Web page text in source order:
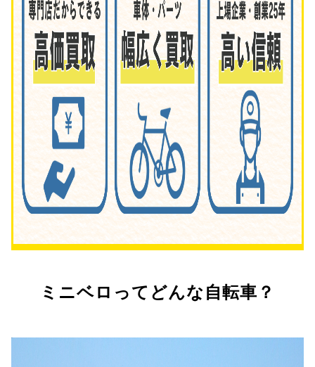
ミニベロってどんな自転車？